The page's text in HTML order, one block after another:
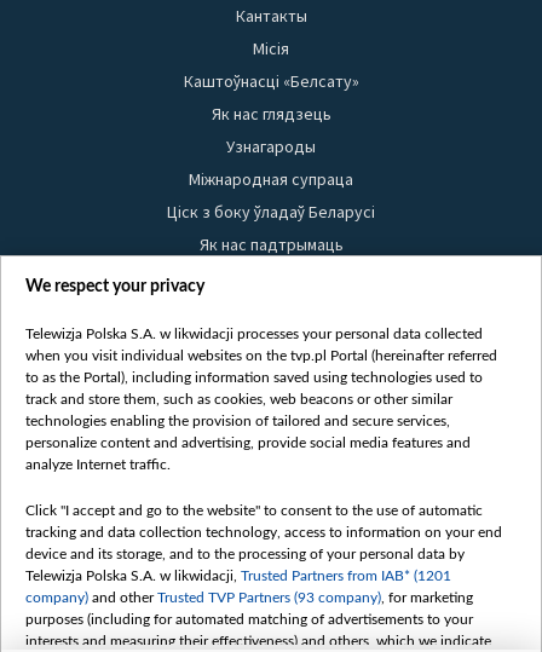
Кантакты
Місія
Каштоўнасці «Белсату»
Як нас глядзець
Узнагароды
Міжнародная супраца
Ціск з боку ўладаў Беларусі
Як нас падтрымаць
Правілы выкарыстання матэрыялаў
Бяспека
Youtube
Белсат news
Белсат Shorts
Жэстачайшы мульт
Belsat English
Biełsat PL
Белсат Now
Белсат History
We respect your privacy
Telewizja Polska S.A. w likwidacji processes your personal data collected
when you visit individual websites on the tvp.pl Portal (hereinafter referred
to as the Portal), including information saved using technologies used to
track and store them, such as cookies, web beacons or other similar
technologies enabling the provision of tailored and secure services,
personalize content and advertising, provide social media features and
analyze Internet traffic.
Click "I accept and go to the website" to consent to the use of automatic
tracking and data collection technology, access to information on your end
device and its storage, and to the processing of your personal data by
Telewizja Polska S.A. w likwidacji, Trusted Partners from IAB* (1201
company) and otherTrusted TVP Partners (93 company) , for marketing
purposes (including for automated matching of advertisements to your
interests and measuring their effectiveness) and others, which we indicate